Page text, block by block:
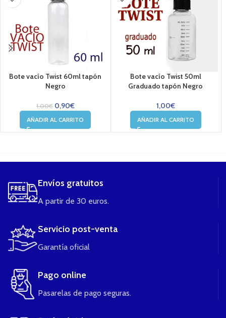
Bote vacío Twist 60ml tapón
Negro
1,00€ 0,90€
AÑADIR AL CARRITO
Bote vacío Twist 50ml
Graduado tapón Negro
1,00€
AÑADIR AL CARRITO
Envíos gratuitos
A partir de 30 euros.
Servicio post-venta
Garantía oficial
Pago online
Pasarelas de pago seguras.